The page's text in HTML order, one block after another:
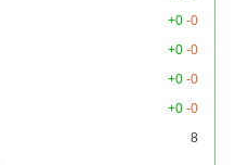
+0 -0
+0 -0
+0 -0
+0 -0
8